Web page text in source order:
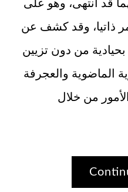
قد انتهى، وهو على
ذاتيا، وقد كشف عن
من دون تزيين
الماضوية والعجرفة
من خلال